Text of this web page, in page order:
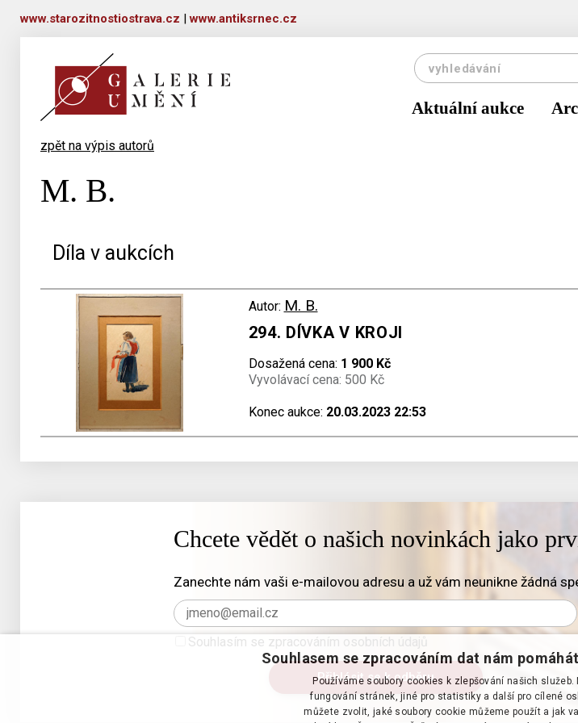
www.starozitnostiostrava.cz |www.antiksrnec.cz
Aktuální aukce
zpět na výpis autorů
M. B.
Díla v aukcích
Autor: M. B.
294. DÍVKA V KROJI
Dosažená cena: 1 900 Kč
Vyvolávací cena: 500 Kč
Konec aukce: 20.03.2023 22:53
Chcete vědět o našich novinkách jako
Zanechte nám vaši e-mailovou adresu a už vám neunikne žádná
Souhlasím se zpracováním osobních údajů
Souhlasem se zpracováním dat nám
Používáme soubory cookies k zlepšování našich
fungování stránek, jiné pro statistiky a další pro cílené
můžete zvolit, jaké soubory cookie můžeme použít a jak